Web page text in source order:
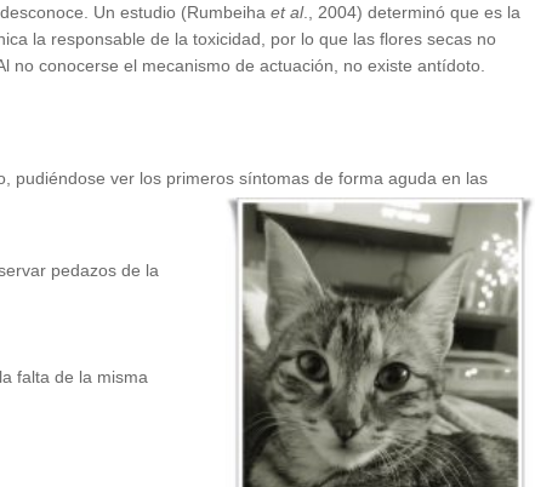
Un estudio (Rumbeihaet al., 2004) determinó que es la
la responsable de la toxicidad, por lo que las flores secas no
no conocerse el mecanismo de actuación, no existe antídoto.
pudiéndose ver los primeros síntomas de forma aguda en las
pedazos de la
falta de la misma